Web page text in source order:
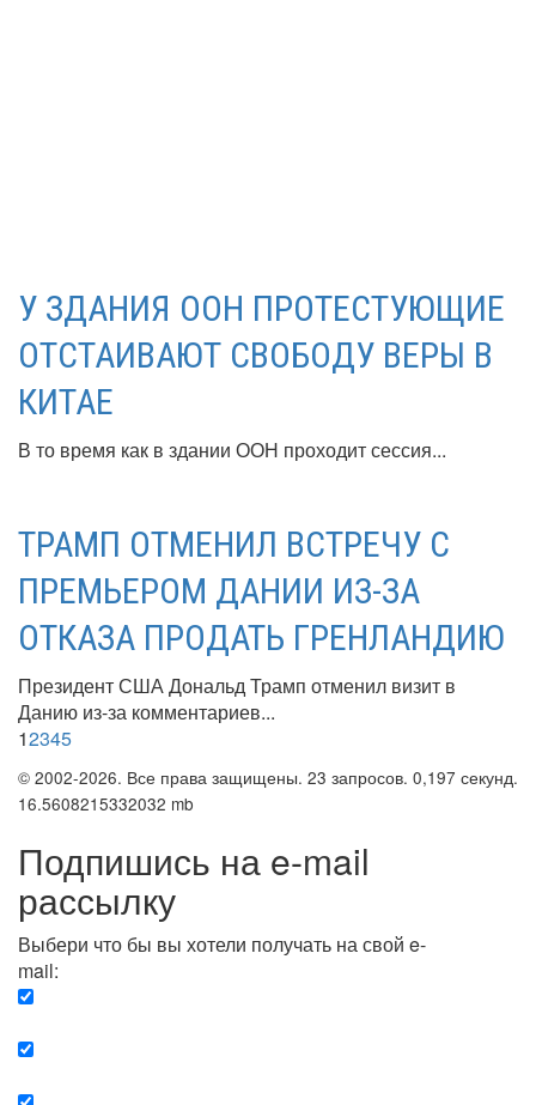
У ЗДАНИЯ ООН ПРОТЕСТУЮЩИЕ
ОТСТАИВАЮТ СВОБОДУ ВЕРЫ В
КИТАЕ
В то время как в здании ООН проходит сессия...
ТРАМП ОТМЕНИЛ ВСТРЕЧУ С
ПРЕМЬЕРОМ ДАНИИ ИЗ-ЗА
ОТКАЗА ПРОДАТЬ ГРЕНЛАНДИЮ
Президент США Дональд Трамп отменил визит в
Данию из-за комментариев...
12345
© 2002-2026. Все права защищены. 23 запросов. 0,197 секунд.
16.5608215332032 mb
Подпишись на e-mail
рассылку
Выбери что бы вы хотели получать на свой e-
mail: